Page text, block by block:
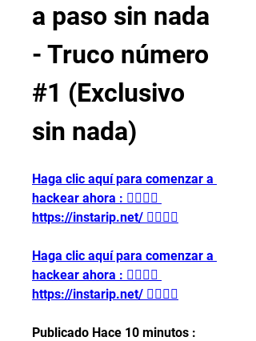
a paso sin nada
- Truco número
#1 (Exclusivo
sin nada)
Haga clic aquí para comenzar a
hackear ahora : 👉🏻👉🏻
https://instarip.net/ 👈🏻👈🏻
Haga clic aquí para comenzar a
hackear ahora : 👉🏻👉🏻
https://instarip.net/ 👈🏻👈🏻
Publicado Hace 10 minutos :